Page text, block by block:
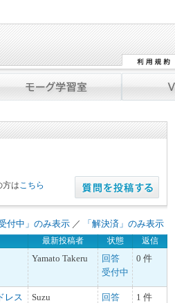
方は こちら
付中」のみ表示 ／ 「解決済」のみ表示
最新投稿者 状態 返信
Yamato Takeru
回答
受付中
0 件
レス
Suzu
回答
1 件